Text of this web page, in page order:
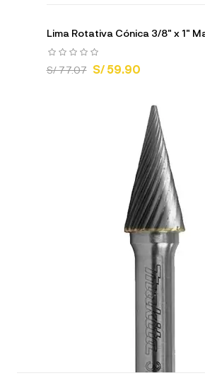
Lima Rotativa Cónica 3/8" x 1"
S/ 77.07 S/ 59.90